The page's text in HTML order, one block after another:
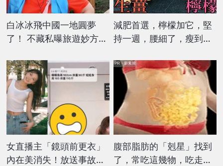
白冰冰飛中國一地圓夢
了！ 不藏私曝旅遊妙方
減肥首選，檸檬加它，堅
持一週，腰細了，瘦到你
女直播主「鏡頭前更衣」
內在美消失！放送事故
腹部脂肪的「剋星」找到
了，常吃這幾物，吃走大
PR・新素簡